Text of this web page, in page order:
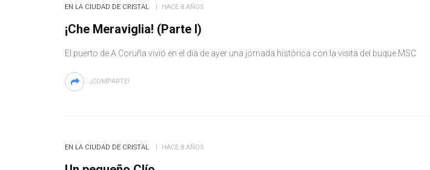
EN LA CIUDAD DE CRISTAL HACE 8 AÑOS
¡Che Meraviglia! (Parte I)
El puerto de A Coruña vivió en el día de ayer una jornada histórica con la visita del buque MSC
¡COMPARTE!
EN LA CIUDAD DE CRISTAL HACE 8 AÑOS